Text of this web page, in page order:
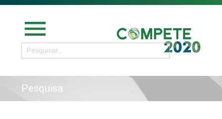
menu
Pesquisa